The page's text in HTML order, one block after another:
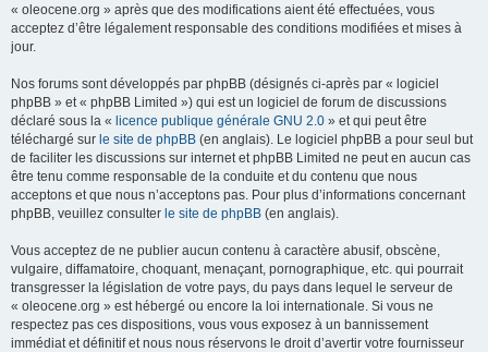
« oleocene.org » après que des modifications aient été effectuées, vous
acceptez d’être légalement responsable des conditions modifiées et mises à
jour.
Nos forums sont développés par phpBB (désignés ci-après par « logiciel
phpBB » et « phpBB Limited ») qui est un logiciel de forum de discussions
déclaré sous la « licence publique générale GNU 2.0 » et qui peut être
téléchargé sur le site de phpBB (en anglais). Le logiciel phpBB a pour seul but
de faciliter les discussions sur internet et phpBB Limited ne peut en aucun cas
être tenu comme responsable de la conduite et du contenu que nous
acceptons et que nous n’acceptons pas. Pour plus d’informations concernant
phpBB, veuillez consulter le site de phpBB (en anglais).
Vous acceptez de ne publier aucun contenu à caractère abusif, obscène,
vulgaire, diffamatoire, choquant, menaçant, pornographique, etc. qui pourrait
transgresser la législation de votre pays, du pays dans lequel le serveur de
« oleocene.org » est hébergé ou encore la loi internationale. Si vous ne
respectez pas ces dispositions, vous vous exposez à un bannissement
immédiat et définitif et nous nous réservons le droit d’avertir votre fournisseur